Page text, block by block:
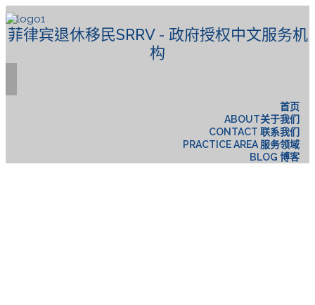
菲律宾退休移民SRRV - 政府授权中文服务机
构
首页
ABOUT关于我们
CONTACT 联系我们
PRACTICE AREA 服务领域
BLOG 博客